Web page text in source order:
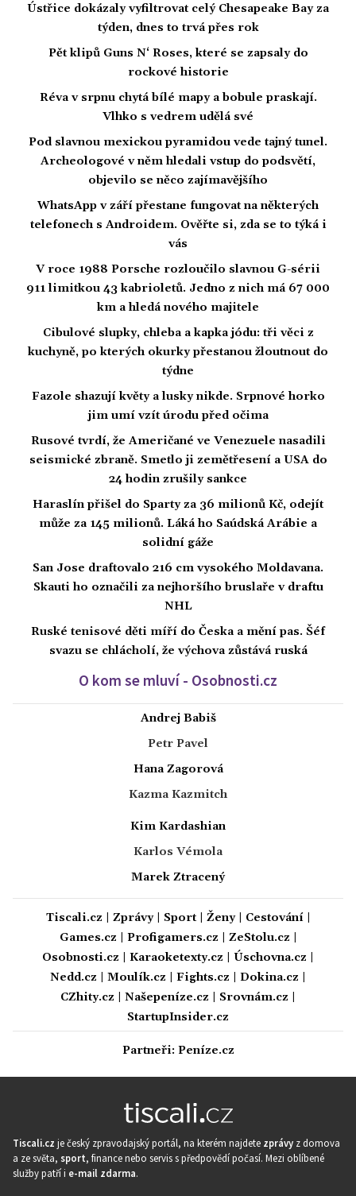
Ústřice dokázaly vyfiltrovat celý Chesapeake Bay za
týden, dnes to trvá přes rok
Pět klipů Guns N‘ Roses, které se zapsaly do
rockové historie
Réva v srpnu chytá bílé mapy a bobule praskají.
Vlhko s vedrem udělá své
Pod slavnou mexickou pyramidou vede tajný tunel.
Archeologové v něm hledali vstup do podsvětí,
objevilo se něco zajímavějšího
WhatsApp v září přestane fungovat na některých
telefonech s Androidem. Ověřte si, zda se to týká i
vás
V roce 1988 Porsche rozloučilo slavnou G-sérii
911 limitkou 43 kabrioletů. Jedno z nich má 67 000
km a hledá nového majitele
Cibulové slupky, chleba a kapka jódu: tři věci z
kuchyně, po kterých okurky přestanou žloutnout do
týdne
Fazole shazují květy a lusky nikde. Srpnové horko
jim umí vzít úrodu před očima
Rusové tvrdí, že Američané ve Venezuele nasadili
seismické zbraně. Smetlo ji zemětřesení a USA do
24 hodin zrušily sankce
Haraslín přišel do Sparty za 36 milionů Kč, odejít
může za 145 milionů. Láká ho Saúdská Arábie a
solidní gáže
San Jose draftovalo 216 cm vysokého Moldavana.
Skauti ho označili za nejhoršího bruslaře v draftu
NHL
Ruské tenisové děti míří do Česka a mění pas. Šéf
svazu se chlácholí, že výchova zůstává ruská
O kom se mluví - Osobnosti.cz
Andrej Babiš
Petr Pavel
Hana Zagorová
Kazma Kazmitch
Kim Kardashian
Karlos Vémola
Marek Ztracený
Tiscali.cz Zprávy| Sport| Ženy| Cestování|
Games.cz
Profigamers.cz ZeStolu.cz
Osobnosti.cz
Karaoketexty.cz Úschovna.cz
Nedd.cz
Moulík.cz Fights.cz Dokina.cz
CZhity.cz
Našepeníze.cz Srovnám.cz
StartupInsider.cz
Partneři: Peníze.cz
Tiscali.cz je český zpravodajský portál, na kterém najdete zprávy z domova
a ze světa, sport, finance nebo servis s předpovědí počasí. Mezi oblíbené
služby patří i e-mail zdarma.